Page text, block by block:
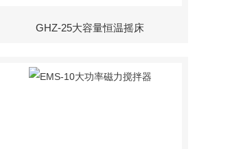
GHZ-25大容量恒温摇床